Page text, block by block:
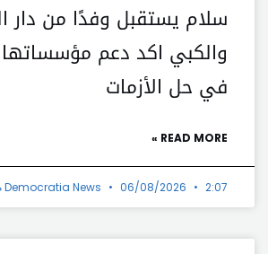
سلام يستقبل وفدًا من دار
والكبي اكد دعم
في حل الأزمات
READ MORE »
Democratia News 06/08/2026 2:07 م